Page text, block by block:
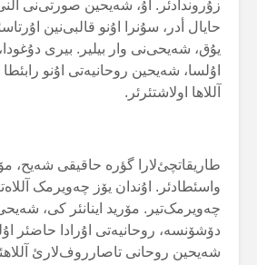
زۇروندادئر. اۇ، شەیحین صورتی‌نی
حایال أدر، سۇنرا اۇنو قالبی‌نین
یۇق، شەیحی‌نی وار بیلیر. بیری دۇغودا،
اۇلسا، شەیحین روحانیەتی اۇنو رابئطا
آللاها اولاشتئرئر.
طاریقاتچئ‌لارا گؤرە حاقیقی شەیح،
واسئطادئر. اۇندان یۆز چەویرمک
چەویرمک‌تیر. مۆرید اینانئر کی،
دۆشۆنسە، روحانیەتی اۇرادا حاضئر
شەیحین روحانی تاصارروف‌لارئ